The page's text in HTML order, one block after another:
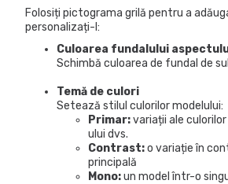
Folosiți pictograma grilă pentru a
personalizați-l:
Culoarea fundalului
Schimbă culoarea de fundal de
Temă de culori
Setează stilul culorilor modelului:
Primar:variații ale
ului dvs.
Contrast:o variație în
principală
Mono:un model într-o